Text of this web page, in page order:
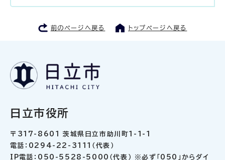
前のページへ戻る トップページへ戻る
日立市役所
〒317-8601 茨城県日立市助川町1-1-1
電話：0294-22-3111（代表）
IP電話：050-5528-5000（代表） ※必ず「050」からダイ